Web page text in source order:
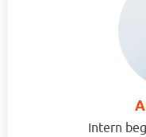
Intern